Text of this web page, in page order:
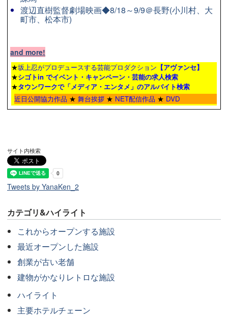
渡辺直樹監督劇場映画◆8/18～9/9＠長野(小川村、大
町市、松本市)
and more!
★坂上忍がプロデュースする芸能プロダクション 【アヴァンセ】
★シゴトin でイベント・キャンペーン・芸能の求人検索
★タウンワークで「メディア・エンタメ」のアルバイト検索
近日公開協力作品 ★ 舞台挨拶 ★ NET配信作品 ★ DVD
サイト内検索
Tweets by YanaKen_2
カテゴリ&ハイライト
これからオープンする施設
最近オープンした施設
創業が古い老舗
建物がかなりレトロな施設
ハイライト
主要ホテルチェーン